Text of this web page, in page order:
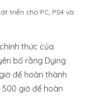
triển cho PC, PS4 và
thức của
bố rằng Dying
để hoàn thành
giờ để hoàn